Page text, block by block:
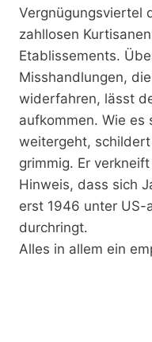
Vergnügungsviertel
zahllosen
Etablissements.
Misshandlungen,
widerfahren, lässt
aufkommen. Wie es
weitergeht,
grimmig. Er
Hinweis, dass sich
erst 1946 unter US-
durchringt.
Alles in allem ein